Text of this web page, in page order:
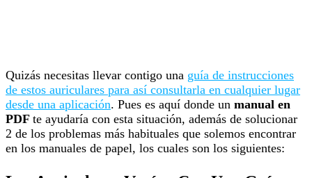
Quizás necesitas llevar contigo una guía de instrucciones
de estos auriculares para así consultarla en cualquier lugar
desde una aplicación. Pues es aquí donde un manual en
PDF te ayudaría con esta situación, además de solucionar
2 de los problemas más habituales que solemos encontrar
en los manuales de papel, los cuales son los siguientes: